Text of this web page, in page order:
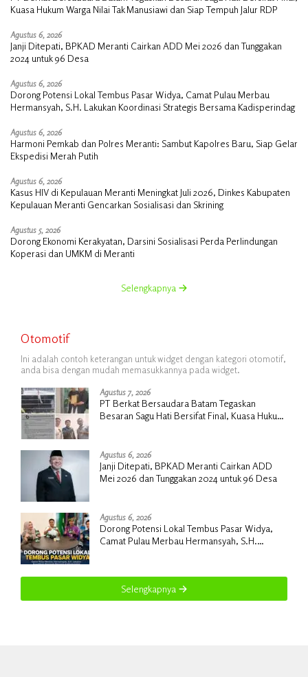
Kuasa Hukum Warga Nilai Tak Manusiawi dan Siap Tempuh Jalur RDP
Agustus 6, 2026
Janji Ditepati, BPKAD Meranti Cairkan ADD Mei 2026 dan Tunggakan
2024 untuk 96 Desa
Agustus 6, 2026
Dorong Potensi Lokal Tembus Pasar Widya, Camat Pulau Merbau
Hermansyah, S.H. Lakukan Koordinasi Strategis Bersama Kadisperindag
Agustus 6, 2026
Harmoni Pemkab dan Polres Meranti: Sambut Kapolres Baru, Siap Gelar
Ekspedisi Merah Putih
Agustus 6, 2026
Kasus HIV di Kepulauan Meranti Meningkat Juli 2026, Dinkes Kabupaten
Kepulauan Meranti Gencarkan Sosialisasi dan Skrining
Agustus 5, 2026
Dorong Ekonomi Kerakyatan, Darsini Sosialisasi Perda Perlindungan
Koperasi dan UMKM di Meranti
Selengkapnya
Otomotif
Ini adalah contoh keterangan untuk widget dengan kategori otomotif,
anda bisa dengan mudah memasukkannya pada widget.
Agustus 7, 2026
PT Berkat Bersaudara Batam Tegaskan
Besaran Sagu Hati Bersifat Final, Kuasa Hukum
Agustus 6, 2026
Janji Ditepati, BPKAD Meranti Cairkan ADD
Mei 2026 dan Tunggakan 2024 untuk 96 Desa
Agustus 6, 2026
Dorong Potensi Lokal Tembus Pasar Widya,
Camat Pulau Merbau Hermansyah, S.H.
Selengkapnya